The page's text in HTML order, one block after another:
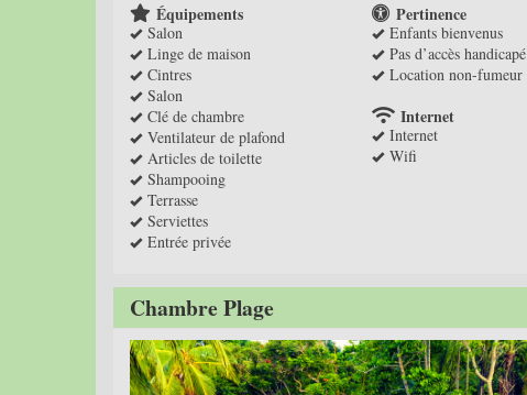
Équipements
Salon
Linge de maison
Cintres
Salon
Clé de chambre
Ventilateur de plafond
Articles de toilette
Shampooing
Terrasse
Serviettes
Entrée privée
Pertinence
Enfants bienvenus
Pas d’accès handicapé
Location non-fumeur
Internet
Internet
Wifi
Chambre Plage
Previous